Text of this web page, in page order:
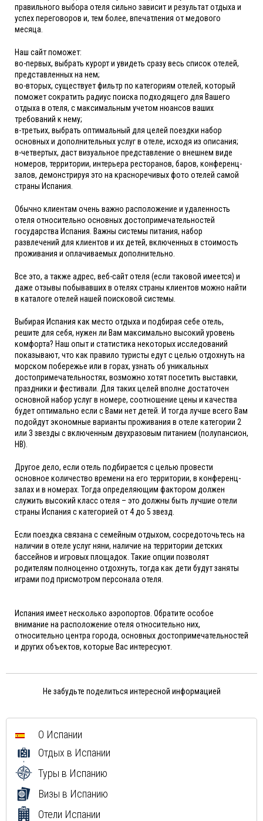
правильного выбора отеля сильно зависит и результат отдыха и
успех переговоров и, тем более, впечатления от медового
месяца.
Наш сайт поможет:
во-первых, выбрать курорт и увидеть сразу весь список отелей,
представленных на нем;
во-вторых, существует фильтр по категориям отелей, который
поможет сократить радиус поиска подходящего для Вашего
отдыха в отеля, с максимальным учетом нюансов ваших
требований к нему;
в-третьих, выбрать оптимальный для целей поездки набор
основных и дополнительных услуг в отеле, исходя из описания;
в-четвертых, даст визуальное представление о внешнем виде
номеров, территории, интерьера ресторанов, баров, конференц-
залов, демонстрируя это на красноречивых фото отелей самой
страны Испания.
Обычно клиентам очень важно расположение и удаленность
отеля относительно основных достопримечательностей
государства Испания. Важны системы питания, набор
развлечений для клиентов и их детей, включенных в стоимость
проживания и оплачиваемых дополнительно.
Все это, а также адрес, веб-сайт отеля (если таковой имеется) и
даже отзывы побывавших в отелях страны клиентов можно найти
в каталоге отелей нашей поисковой системы.
Выбирая Испания как место отдыха и подбирая себе отель,
решите для себя, нужен ли Вам максимально высокий уровень
комфорта? Наш опыт и статистика некоторых исследований
показывают, что как правило туристы едут с целью отдохнуть на
морском побережье или в горах, узнать об уникальных
достопримечательностях, возможно хотят посетить выставки,
праздники и фестивали. Для таких целей вполне достаточен
основной набор услуг в номере, соотношение цены и качества
будет оптимально если с Вами нет детей. И тогда лучше всего Вам
подойдут экономные варианты проживания в отеле категории 2
или 3 звезды с включенным двухразовым питанием (полупансион,
HB).
Другое дело, если отель подбирается с целью провести
основное количество времени на его территории, в конференц-
залах и в номерах. Тогда определяющим фактором должен
служить высокий класс отеля – это должны быть лучшие отели
страны Испания с категорией от 4 до 5 звезд.
Если поездка связана с семейным отдыхом, сосредоточьтесь на
наличии в отеле услуг няни, наличие на территории детских
бассейнов и игровых площадок. Такие опции позволят
родителям полноценно отдохнуть, тогда как дети будут заняты
играми под присмотром персонала отеля.
Испания имеет несколько аэропортов. Обратите особое
внимание на расположение отеля относительно них,
относительно центра города, основных достопримечательностей
и других объектов, которые Вас интересуют.
Не забудьте поделиться интересной информацией
О Испании
Отдых в Испании
Туры в Испанию
Визы в Испанию
Отели Испании